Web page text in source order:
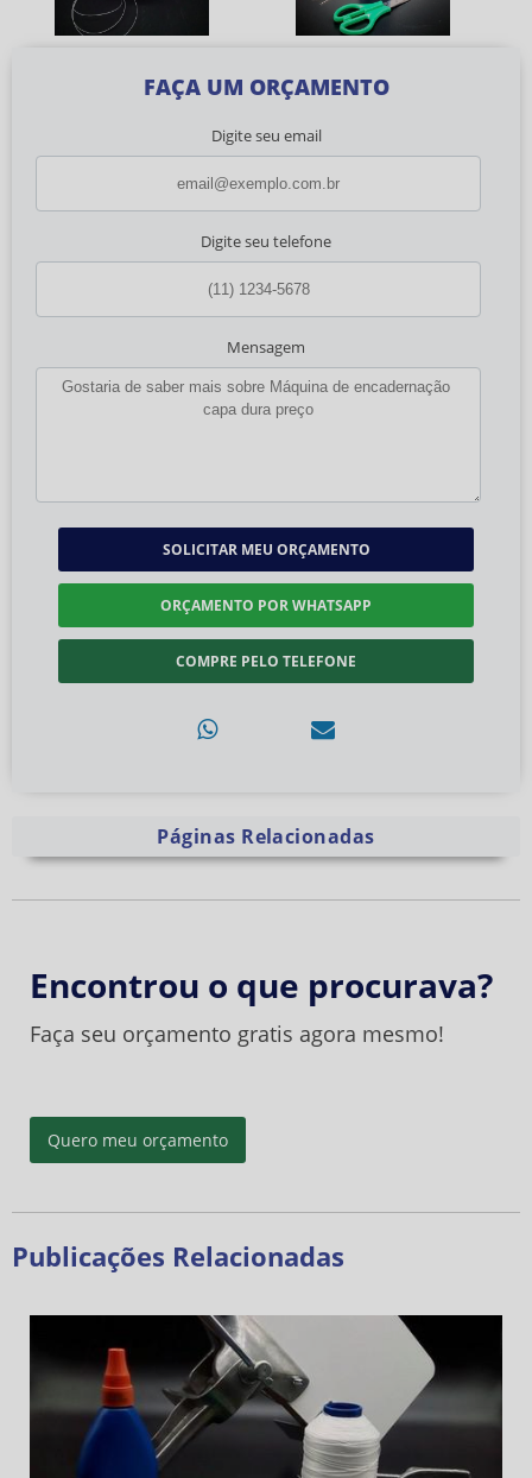
FAÇA UM ORÇAMENTO
Digite seu email
Digite seu telefone
Mensagem
SOLICITAR MEU ORÇAMENTO
ORÇAMENTO POR WHATSAPP
COMPRE PELO TELEFONE
Páginas Relacionadas
Encontrou o que procurava?
Faça seu orçamento gratis agora mesmo!
Quero meu orçamento
Publicações Relacionadas